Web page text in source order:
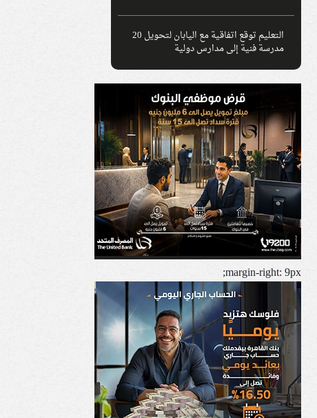
التعليم توقع اتفاقية مع اليابان لتحويل 20
مدرسة فنية إلى مدارس دولية
margin-right: 9px;